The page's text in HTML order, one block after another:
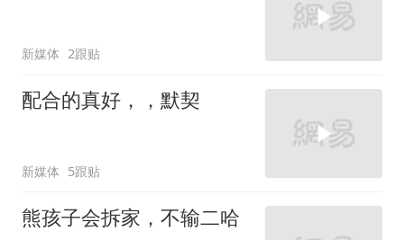
新媒体 2跟贴
配合的真好，，默契
新媒体 5跟贴
熊孩子会拆家，不输二哈